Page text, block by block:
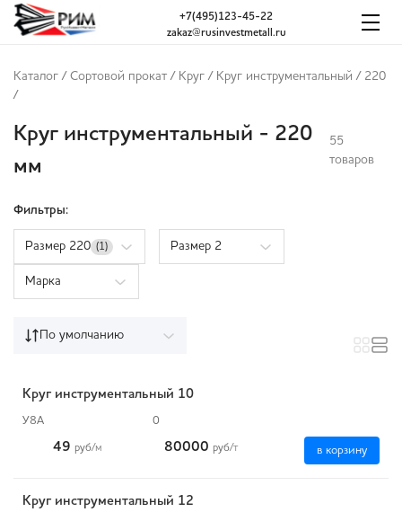
zakaz@rusinvestmetall.ru
+7(495)123-45-22
Каталог / Сортовой прокат / Круг / Круг инструментальный / 220
/
Круг инструментальный - 220
мм
55
товаров
Фильтры:
Размер 220 (1) Размер 2
Марка
По умолчанию
Круг инструментальный 10
У8А 0
49 руб/м 80000 руб/т в корзину
Круг инструментальный 12